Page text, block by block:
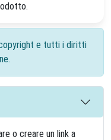
e tutti i diritti
o creare un link a